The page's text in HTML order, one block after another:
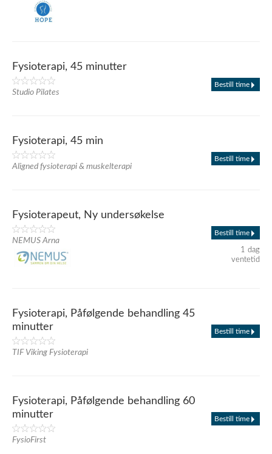
Fysioterapi, 45 minutter
Studio Pilates
Bestill time
Fysioterapi, 45 min
Aligned fysioterapi & muskelterapi
Bestill time
Fysioterapeut, Ny undersøkelse
NEMUS Arna
Bestill time
1 dag
ventetid
Fysioterapi, Påfølgende behandling 45
minutter
TIF Viking Fysioterapi
Bestill time
Fysioterapi, Påfølgende behandling 60
minutter
FysioFirst
Bestill time